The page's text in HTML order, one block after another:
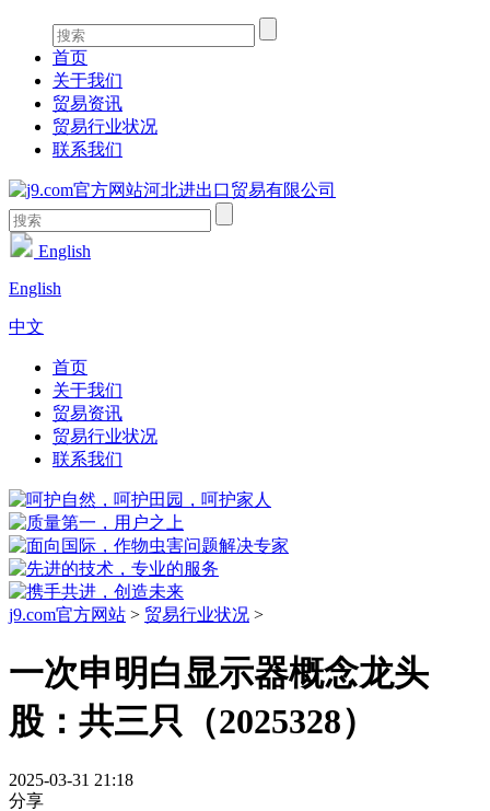
首页
关于我们
贸易资讯
贸易行业状况
联系我们
English
English
中文
首页
关于我们
贸易资讯
贸易行业状况
联系我们
j9.com官方网站 > 贸易行业状况 >
一次申明白显示器概念龙头
股：共三只（2025328）
2025-03-31 21:18
分享